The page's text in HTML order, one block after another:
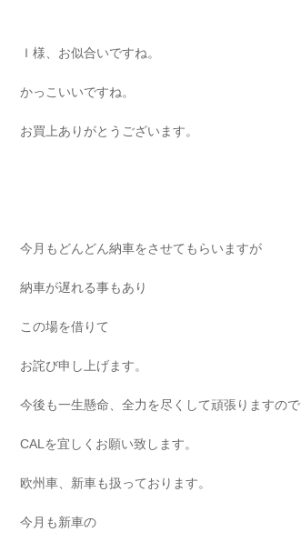
Ｉ様、お似合いですね。
かっこいいですね。
お買上ありがとうございます。
今月もどんどん納車をさせてもらいますが
納車が遅れる事もあり
この場を借りて
お詫び申し上げます。
今後も一生懸命、全力を尽くして頑張りますので
CALを宜しくお願い致します。
欧州車、新車も扱っております。
今月も新車の